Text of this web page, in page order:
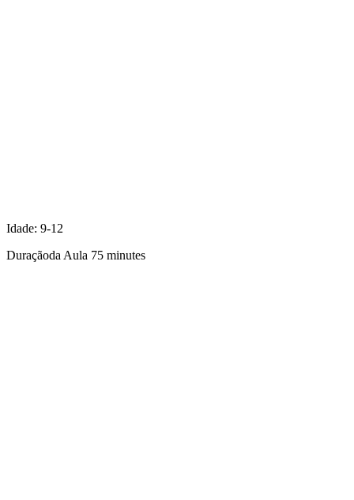
Idade: 9-12
Duraçãoda Aula 75 minutes